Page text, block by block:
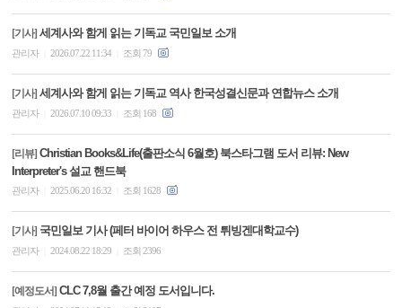
[기사] 세계사와 함게 읽는 기독교 국민일보 소개
관리자 2026.07.22 11:34 조회 79
[기사] 세계사와 함게 읽는 기독교 역사 한국성결신문과 연합뉴스 소개
관리자 2026.07.10 09:33 조회 168
[리뷰] Christian Books&Life(출판소식 6월호) 북스타그램 도서 리뷰: New
Interpreter's 설교 핸드북
관리자 2025.06.20 16:32 조회 1628
[기사] 국민일보 기사 (페터 바이어 하우스 전 튀빙겐대학교수)
관리자 2024.08.22 18:29 조회 2396
[예정도서] CLC 7,8월 출간 예정 도서입니다.